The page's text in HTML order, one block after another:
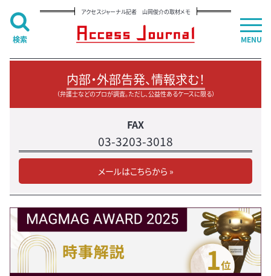
アクセスジャーナル記者 山岡俊介の取材メモ
内部・外部告発、情報求む！
（弁護士などのプロが調査。ただし、公益性あるケースに限る）
FAX
03-3203-3018
メールはこちらから »
MENU
検索